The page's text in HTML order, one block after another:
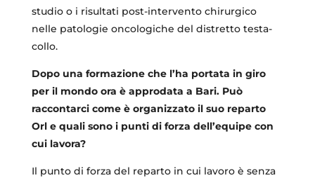
studio o i risultati post-intervento chirurgico
nelle patologie oncologiche del distretto testa-
collo.
Dopo una formazione che l’ha portata in giro
per il mondo ora è approdata a Bari. Può
raccontarci come è organizzato il suo reparto
Orl e quali sono i punti di forza dell’equipe con
cui lavora?
Il punto di forza del reparto in cui lavoro è senza